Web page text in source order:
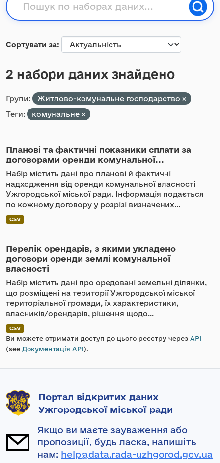
Сортувати за
2 набори даних знайдено
Групи:
Житлово-комунальне господарство
Теги:
комунальне
Планові та фактичні показники сплати за
договорами оренди комунальної...
Набір містить дані про планові й фактичні
надходження від оренди комунальної власності
Ужгородської міської ради. Інформація подається
по кожному договору у розрізі визначених...
CSV
Перелік орендарів, з якими укладено
договори оренди землі комунальної
власності
Набір містить дані про оредовані земельні ділянки,
що розміщені на території Ужгородської міської
територіальної громади, їх характеристики,
власників/орендарів, рішення щодо...
CSV
Ви можете отримати доступ до цього реєстру через API
(see Документація API).
Портал відкритих даних
Ужгородської міської ради
Якщо ви маєте зауваження або
пропозиції, будь ласка, напишіть
нам: help@data.rada-uzhgorod.gov.ua